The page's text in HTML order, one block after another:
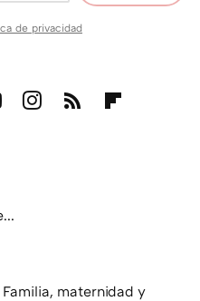
de privacidad
Familia, maternidad y